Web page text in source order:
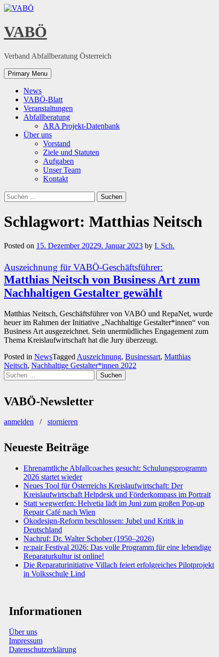
Skip
content
VABÖ
Verband Abfallberatung Österreich
Primary Menu
News
VABÖ-Blatt
Veranstaltungen
Abfallberatung
ARA Projekt-Datenbank
Über uns
Vorstand
Ziele und Statuten
Aufgaben
Unser Team
Kontakt
Suchen
nach:
Schlagwort: Matthias Neitsch
Posted on 15. Dezember 20229. Januar 2023 by I. Sch.
Auszeichnung für VABÖ-Geschäftsführer:
Matthias Neitsch von Business Art zum
Nachhaltigen Gestalter gewählt
Matthias Neitsch, Geschäftsführer von VABÖ und RepaNet, wurde
heuer im Rahmen der Initiative „Nachhaltige Gestalter*innen“ von
Business Art ausgezeichnet. Sein unermüdliches Engagement zum
Thema Kreislaufwirtschaft hat die Jury überzeugt.
Posted in NewsTagged Auszeichnung, Businessart, Matthias
Neitsch, Nachhaltige Gestalter*innen 2022
Suchen
nach:
VABÖ-Newsletter
anmelden / stornieren
Neueste Beiträge
Ehrenamtliche Abfallcoaches gesucht: Schulungsprogramm
2026 startet wieder
Neues Tool für Österreichs Kreislaufwirtschaft: Der
Kreislaufwirtschaft Helpdesk und Förderkompass im Portrait
Statt wegwerfen: Helvetia lädt im Juni zum großen Pop-up
Repair Café nach Wien
Ökodesign-Reform beschlossen: Jubel und Kritik in
Deutschland
Nachruf: Dr. Walter Schober (1950–2026)
re:pair Festival 2026: Das volle Programm für eine lebendige
Reparaturkultur ist online!
Die Reparaturinitiative Villach feiert erfolgreiches Pilotprojekt
in Volksschule Lind
Informationen
Über uns
Impressum
Datenschutzerklärung